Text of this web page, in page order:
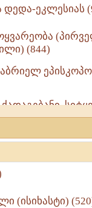
დედა-ეკლესიას
(844)
სასარგებლო
(545)
(ისიხასტი)